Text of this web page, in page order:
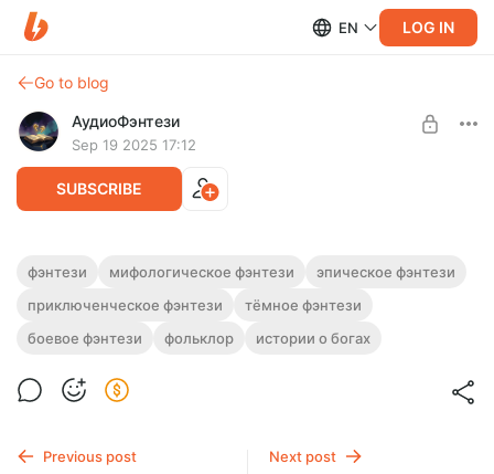
EN LOG IN
Go to blog
АудиоФэнтези
Sep 19 2025 17:12
SUBSCRIBE
Аудиокнига фэнтези "Девять миров"
Полная версия.
Продолжительность: 6 часов 55 минут.
Слушайте эту и другие фэнтези-аудиокниги полностью, без
Level required:
Billed every 12 months.
фэнтези мифологическое фэнтези
эпическое фэнтези
приключенческое фэнтези
тёмное фэнтези
боевое фэнтези
фольклор истории о богах
Previous post
Next post